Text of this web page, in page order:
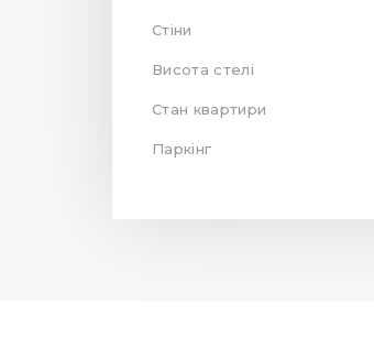
Стіни
Висота стелі
Стан квартири
Паркінг